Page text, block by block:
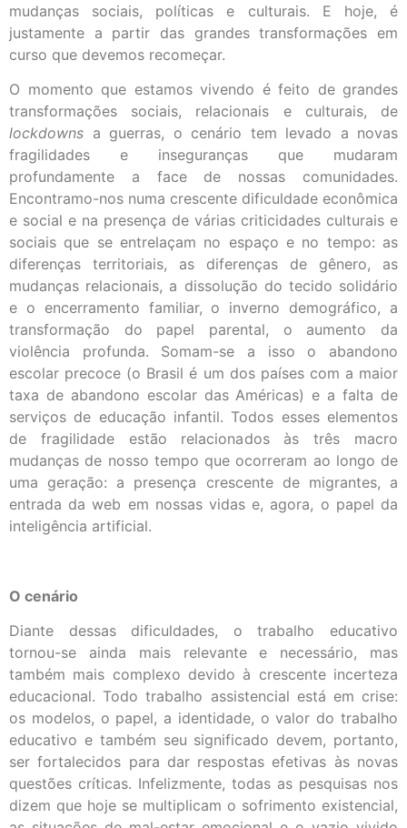
mudanças sociais, políticas e culturais. E hoje, é
justamente a partir das grandes transformações em
curso que devemos recomeçar.
O momento que estamos vivendo é feito de grandes
transformações sociais, relacionais e culturais, de
lockdowns a guerras, o cenário tem levado a novas
fragilidades e inseguranças que mudaram
profundamente a face de nossas comunidades.
Encontramo-nos numa crescente dificuldade econômica
e social e na presença de várias criticidades culturais e
sociais que se entrelaçam no espaço e no tempo: as
diferenças territoriais, as diferenças de gênero, as
mudanças relacionais, a dissolução do tecido solidário
e o encerramento familiar, o inverno demográfico, a
transformação do papel parental, o aumento da
violência profunda. Somam-se a isso o abandono
escolar precoce (o Brasil é um dos países com a maior
taxa de abandono escolar das Américas) e a falta de
serviços de educação infantil. Todos esses elementos
de fragilidade estão relacionados às três macro
mudanças de nosso tempo que ocorreram ao longo de
uma geração: a presença crescente de migrantes, a
entrada da web em nossas vidas e, agora, o papel da
inteligência artificial.
O cenário
Diante dessas dificuldades, o trabalho educativo
tornou-se ainda mais relevante e necessário, mas
também mais complexo devido à crescente incerteza
educacional. Todo trabalho assistencial está em crise:
os modelos, o papel, a identidade, o valor do trabalho
educativo e também seu significado devem, portanto,
ser fortalecidos para dar respostas efetivas às novas
questões críticas. Infelizmente, todas as pesquisas nos
dizem que hoje se multiplicam o sofrimento existencial,